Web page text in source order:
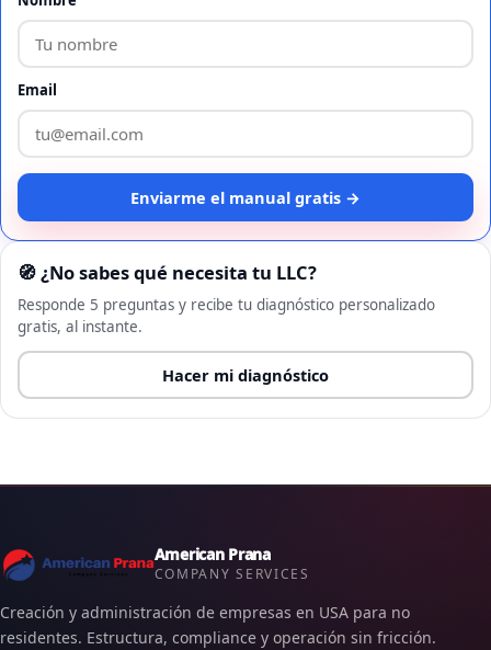
Email
Enviarme el manual gratis →
🧭 ¿No sabes qué necesita tu LLC?
Responde 5 preguntas y recibe tu diagnóstico personalizado
gratis, al instante.
Hacer mi diagnóstico
American Prana
COMPANY SERVICES
Creación y administración de empresas en USA para no
residentes. Estructura, compliance y operación sin fricción.